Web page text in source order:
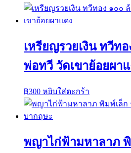
เหรียญรวยเงิน ทวีท
พ่อทวี วัดเขาย้อยผา
฿300 หยิบใส่ตะกร้า
พญาไก่ฟ้ามหาลาภ พิ